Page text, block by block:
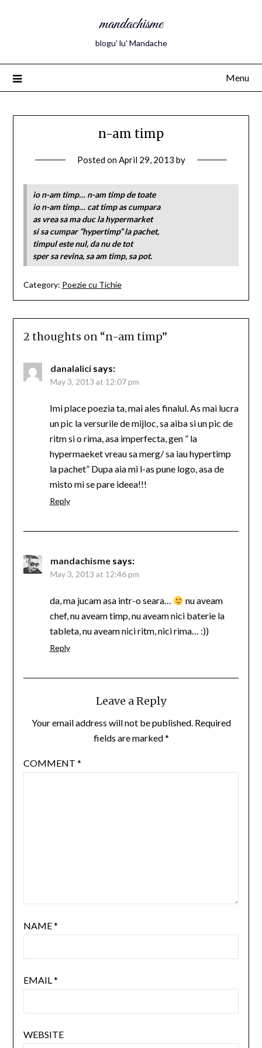
mandachisme
blogu' lu' Mandache
Menu
n-am timp
Posted onApril 29, 2013 by
io n-am timp… n-am timp de toate
io n-am timp… cat timp as cumpara
as vrea sa ma duc la hypermarket
si sa cumpar “hypertimp” la pachet,
timpul este nul, da nu de tot
sper sa revina, sa am timp, sa pot.
Category: Poezie cu Tichie
2 thoughts on “n-am timp”
danalalici says:
May 3, 2013 at 12:07 pm
Imi place poezia ta, mai ales finalul. As mai lucra
un pic la versurile de mijloc, sa aiba si un pic de
ritm si o rima, asa imperfecta, gen ” la
hypermaeket vreau sa merg/ sa iau hypertimp
la pachet” Dupa aia mi l-as pune logo, asa de
misto mi se pare ideea!!!
Reply
mandachisme says:
May 3, 2013 at 12:46 pm
da, ma jucam asa intr-o seara…
nu aveam
chef, nu aveam timp, nu aveam nici baterie la
tableta, nu aveam nici ritm, nici rima… :))
Reply
Leave a Reply
Your email address will not be published. Required
fields are marked*
COMMENT *
NAME*
EMAIL*
WEBSITE